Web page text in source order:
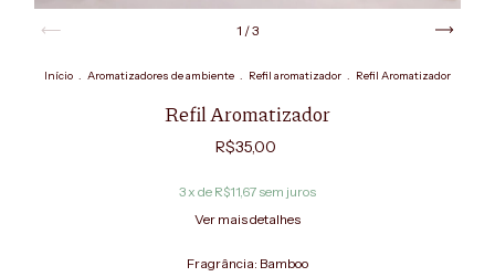
1 /3
Início . Aromatizadores de ambiente . Refil aromatizador . Refil Aromatizador
Refil Aromatizador
R$35,00
3x de R$11,67 sem juros
Ver mais detalhes
Fragrância: Bamboo